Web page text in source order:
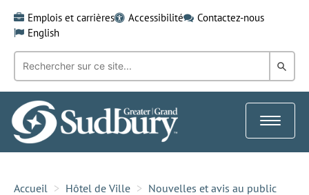
content
Emplois et carrières Accessibilité
Contactez-nous
English
Recherche
mot-
clé:
dans
Toggle
Accueil Hôtel de Ville
Nouvelles et avis au public